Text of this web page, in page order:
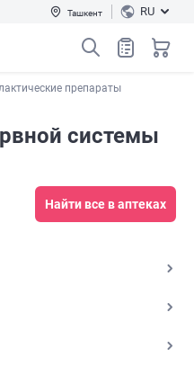
Ташкент RU
препараты
системы
Найти все в аптеках